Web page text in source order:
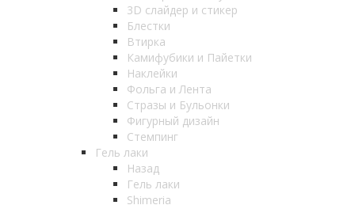
3D слайдер и стикер
Блестки
Втирка
Камифубики и Пайетки
Наклейки
Фольга и Лента
Стразы и Бульонки
Фигурный дизайн
Стемпинг
Гель лаки
Назад
Гель лаки
Shimeria